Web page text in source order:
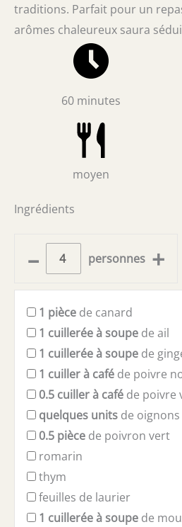
traditions. Parfait pour un
arômes chaleureux saura
60 minutes
moyen
Ingrédients
– personnes +
1 pièce de canard
1 cuillerée à soupe de ail
1 cuillerée à soupe de
1 cuiller à café de poivre
0.5 cuiller à café de poivre
quelques units de
0.5 pièce de poivron vert
romarin
thym
feuilles de laurier
1 cuillerée à soupe de